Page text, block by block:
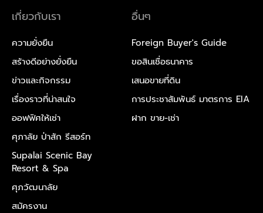
เกี่ยวกับเรา
ความยั่งยืน
สร้างดีอย่างยั่งยืน
ข่าวและกิจกรรม
เรื่องราวที่น่าสนใจ
ออฟฟิศให้เช่า
ศุภาลัย ป่าสัก รีสอร์ท
Supalai Scenic Bay
Resort & Spa
ศุภวัฒนาลัย
สมัครงาน
อื่นๆ
Foreign Buyer's Guide
ขอสินเชื่อธนาคาร
เสนอขายที่ดิน
การประชาสัมพันธ์ มาตรการ EIA
ฝาก ขาย-เช่า